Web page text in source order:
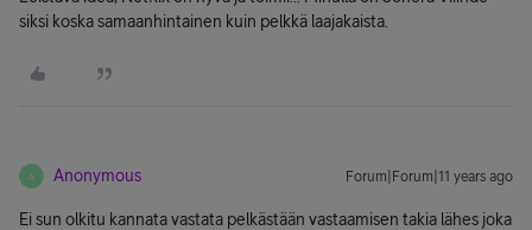
siksi koska samaanhintainen kuin pelkkä laajakaista.
A Anonymous Forum|Forum|11 years ago
Ei sun olkitu kannata vastata pelkästään vastaamisen takia lähes joka